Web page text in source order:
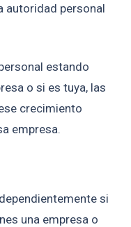
autoridad personal
estando
o si es tuya, las
crecimiento
empresa.
si
una empresa o